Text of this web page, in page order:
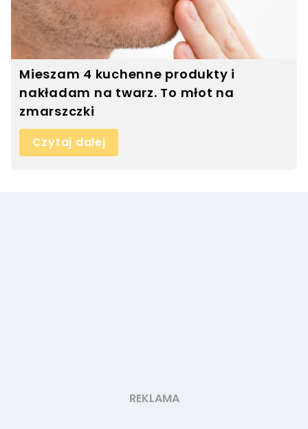
Mieszam 4 kuchenne produkty i
nakładam na twarz. To młot na
zmarszczki
Czytaj dalej